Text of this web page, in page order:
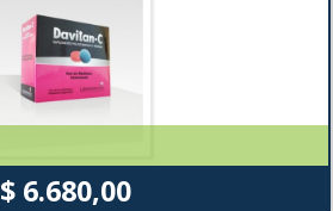
$ 6.680,00